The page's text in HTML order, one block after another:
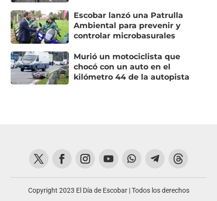
Escobar lanzó una Patrulla
Ambiental para prevenir y
controlar microbasurales
Murió un motociclista que
chocó con un auto en el
kilómetro 44 de la autopista
Copyright 2023 El Día de Escobar | Todos los derechos